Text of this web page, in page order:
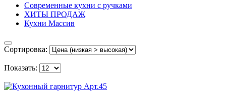
Современные кухни с ручками
ХИТЫ ПРОДАЖ
Кухни Массив
Сортировка:
Показать: